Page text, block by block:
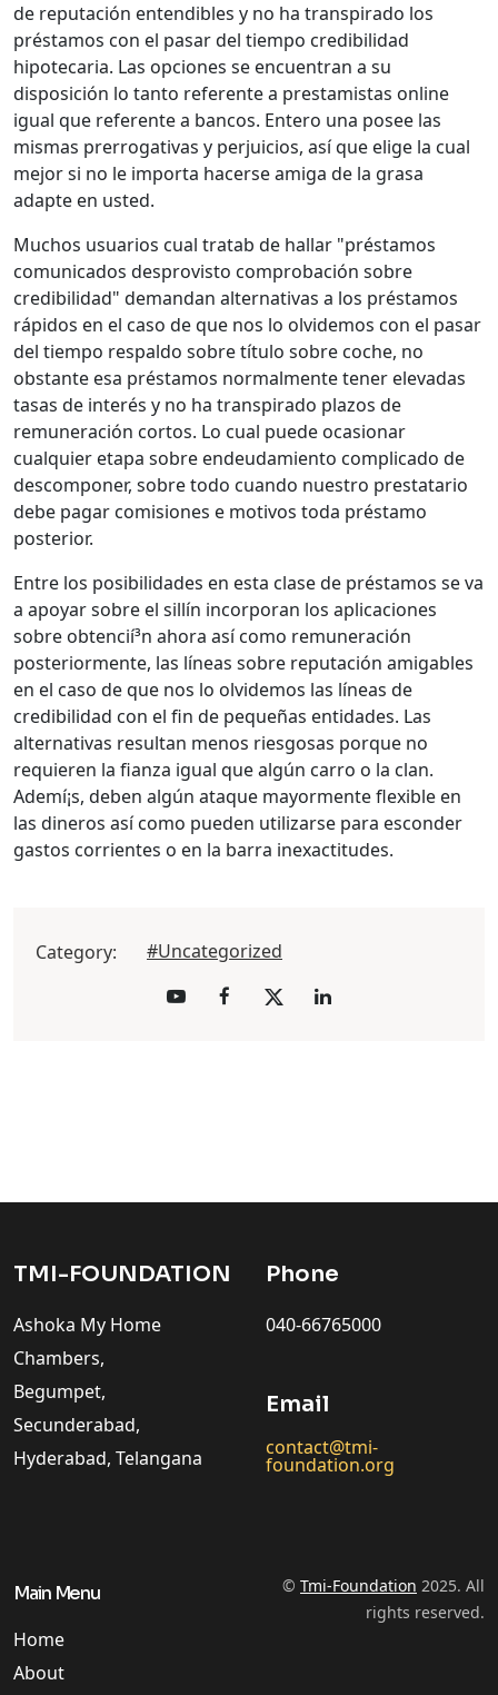
de reputación entendibles y no ha transpirado los
préstamos con el pasar del tiempo credibilidad
hipotecaria. Las opciones se encuentran a su
disposición lo tanto referente a prestamistas online
igual que referente a bancos. Entero una posee las
mismas prerrogativas y perjuicios, así que elige la cual
mejor si no le importa hacerse amiga de la grasa
adapte en usted.
Muchos usuarios cual tratab de hallar "préstamos
comunicados desprovisto comprobación sobre
credibilidad" demandan alternativas a los préstamos
rápidos en el caso de que nos lo olvidemos con el pasar
del tiempo respaldo sobre título sobre coche, no
obstante esa préstamos normalmente tener elevadas
tasas de interés y no ha transpirado plazos de
remuneración cortos. Lo cual puede ocasionar
cualquier etapa sobre endeudamiento complicado de
descomponer, sobre todo cuando nuestro prestatario
debe pagar comisiones e motivos toda préstamo
posterior.
Entre los posibilidades en esta clase de préstamos se va
a apoyar sobre el sillí­n incorporan los aplicaciones
sobre obtencií³n ahora así­ como remuneración
posteriormente, las líneas sobre reputación amigables
en el caso de que nos lo olvidemos las líneas de
credibilidad con el fin de pequeñas entidades. Las
alternativas resultan menos riesgosas porque no
requieren la fianza igual que algún carro o la clan.
Ademí¡s, deben algún ataque mayormente flexible en
las dineros así­ como pueden utilizarse para esconder
gastos corrientes o en la barra inexactitudes.
Category: #Uncategorized
TMI-FOUNDATION
Ashoka My Home
Chambers,
Begumpet,
Secunderabad,
Hyderabad, Telangana
Phone
040-66765000
Email
contact@tmi-
foundation.org
Main Menu
Home
About
© Tmi-Foundation 2025. All
rights reserved.